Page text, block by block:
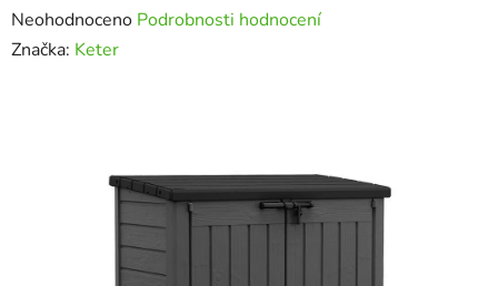
Průměrné
hodnocení
Neohodnoceno Podrobnosti hodnocení
Značka: Keter